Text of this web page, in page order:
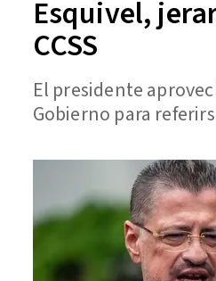
Esquivel,
CCSS
El presidente
Gobierno para